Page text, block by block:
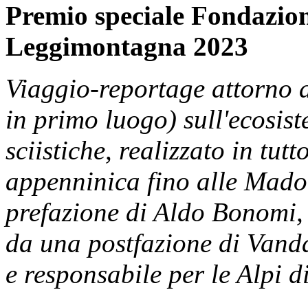
Premio speciale
Leggimontagna 2023
Viaggio-reportage
in primo luogo)
sciistiche, realizzato in
appenninica fino alle
prefazione di Aldo
da una postfazione di
e responsabile per le Alpi